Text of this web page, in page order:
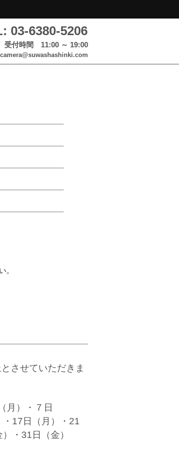
03-6380-5206
受付時間 11:00 ～ 19:00
。
させていただきま
月）・７日
・17日（月）・21
・31日（金）